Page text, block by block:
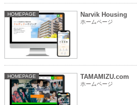
HOMEPAGE Narvik Housing
ホームページ
HOMEPAGE TAMAMIZU.com
ホームページ